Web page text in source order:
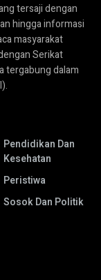
tersaji dengan
hingga informasi
masyarakat
Serikat
tergabung dalam
Pendidikan Dan
Kesehatan
Peristiwa
Sosok Dan Politik